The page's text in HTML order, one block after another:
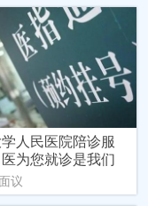
人民医院陪诊服
为您就诊是我们
议